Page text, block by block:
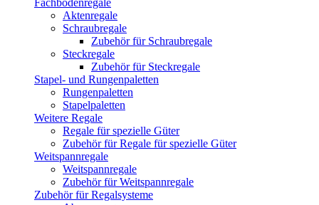
Fachbodenregale
Aktenregale
Schraubregale
Zubehör für Schraubregale
Steckregale
Zubehör für Steckregale
Stapel- und Rungenpaletten
Rungenpaletten
Stapelpaletten
Weitere Regale
Regale für spezielle Güter
Zubehör für Regale für spezielle Güter
Weitspannregale
Weitspannregale
Zubehör für Weitspannregale
Zubehör für Regalsysteme